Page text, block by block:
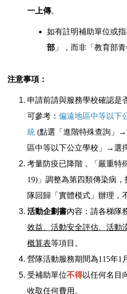
一上傳。
如有註明補助單位或
部 」，而非「教
注意事項：
申請前請與服務學校確認是
可參考： 偏遠地區中等以下
統 (點選「進階特殊查詢」
區中等以下公立學校」→選
考量防疫已降階，「嚴重特
19)」調整為第四類傳染病
隊回歸「實體模式」辦理，
活動企劃書內容：請各梯隊
效益、活動安全評估、活動
概算表等項目。
營隊活動服務期間為115年1
受補助單位不得以任何名目
收取任何費用。